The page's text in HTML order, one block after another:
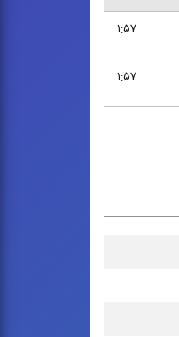
۱:۵۷
۱:۵۷